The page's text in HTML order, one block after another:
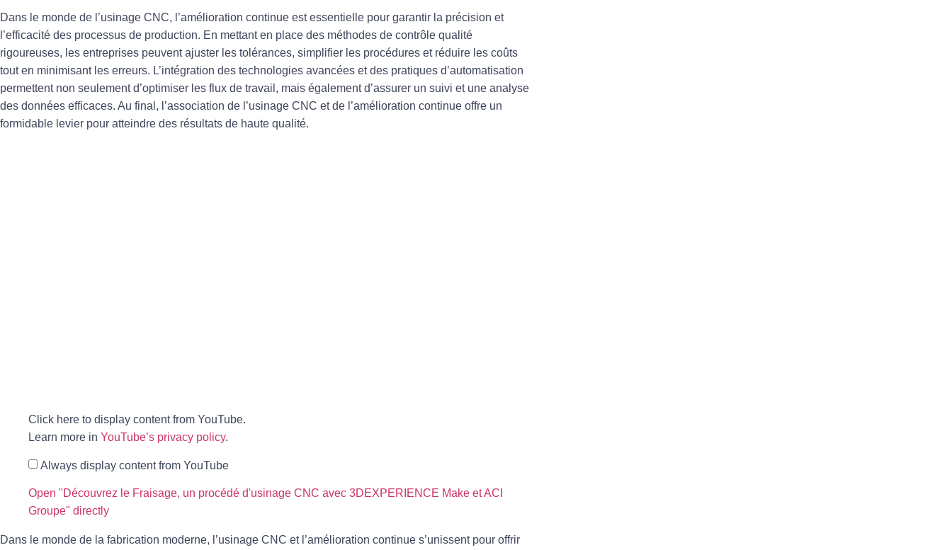
Dans le monde de l’usinage CNC, l’amélioration continue est essentielle pour garantir la précision et
l’efficacité des processus de production. En mettant en place des méthodes de contrôle qualité
rigoureuses, les entreprises peuvent ajuster les tolérances, simplifier les procédures et réduire les coûts
tout en minimisant les erreurs. L’intégration des technologies avancées et des pratiques d’automatisation
permettent non seulement d’optimiser les flux de travail, mais également d’assurer un suivi et une analyse
des données efficaces. Au final, l’association de l’usinage CNC et de l’amélioration continue offre un
formidable levier pour atteindre des résultats de haute qualité.
Click here to display content from YouTube.
Learn more in YouTube’s privacy policy.
Always display content from YouTube
Open "Découvrez le Fraisage, un procédé d'usinage CNC avec 3DEXPERIENCE Make et ACI
Groupe" directly
Dans le monde de la fabrication moderne, l’usinage CNC et l’amélioration continue s’unissent pour offrir